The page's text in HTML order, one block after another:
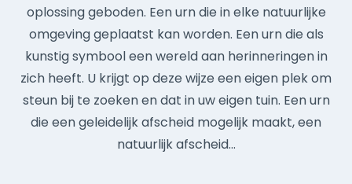
oplossing geboden. Een urn die in elke natuurlijke
omgeving geplaatst kan worden. Een urn die als
kunstig symbool een wereld aan herinneringen in
zich heeft. U krijgt op deze wijze een eigen plek om
steun bij te zoeken en dat in uw eigen tuin. Een urn
die een geleidelijk afscheid mogelijk maakt, een
natuurlijk afscheid…